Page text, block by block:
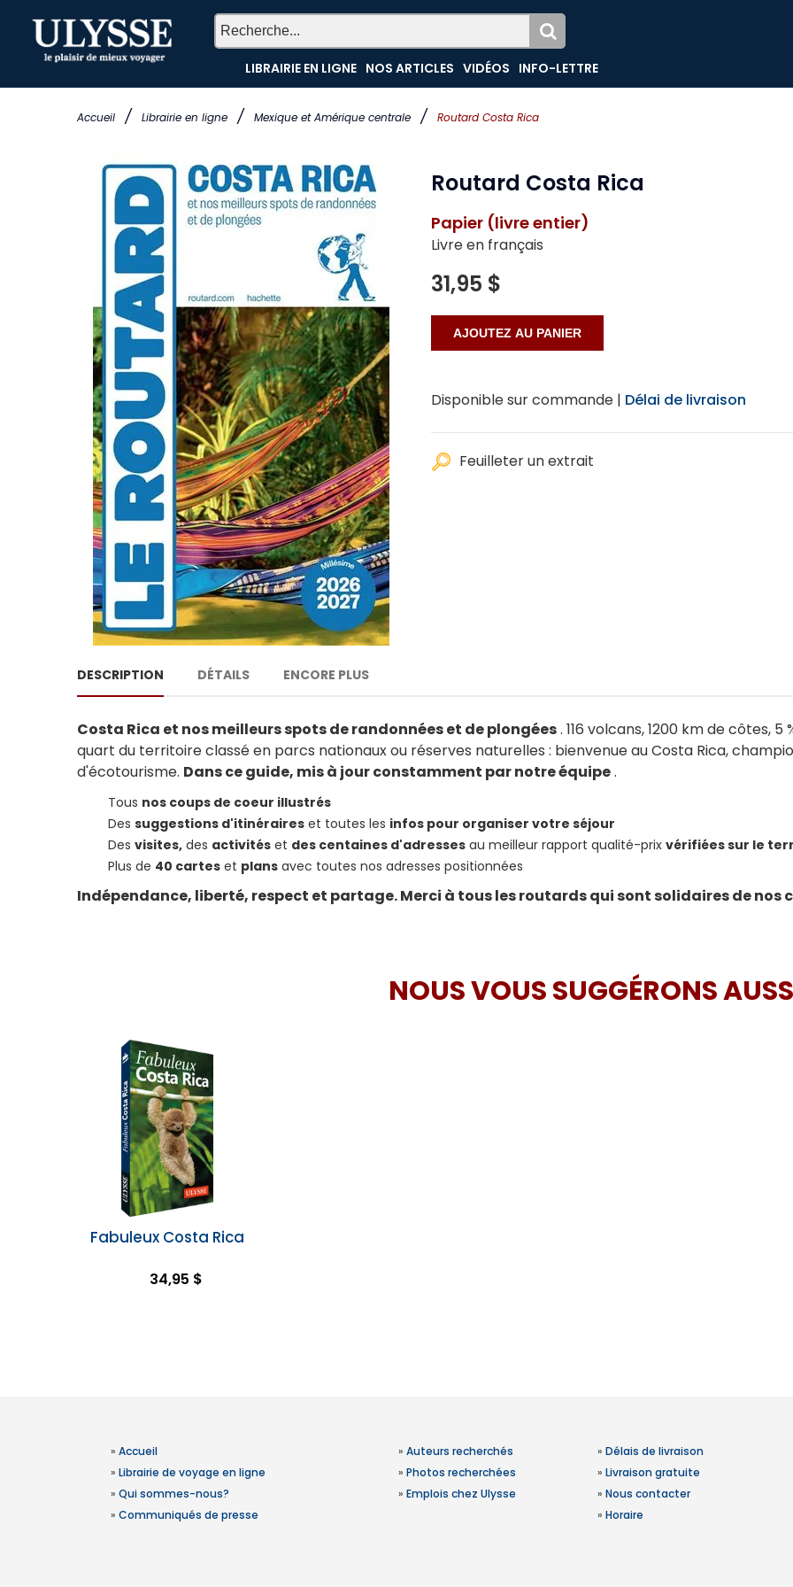
Accueil / Librairie en ligne / Mexique et Amérique centrale / Routard Costa Rica
LIBRAIRIE EN LIGNE NOS ARTICLES VIDÉOS INFO-LETTRE
Routard Costa Rica
Papier (livre entier)
Livre en français
31,95 $
Disponible sur commande | Délai de livraison
Feuilleter un extrait
DESCRIPTION DÉTAILS ENCORE PLUS
Costa Rica et nos meilleurs spots de randonnées et de plongées. 116 volcans, 1200 km de côtes,
quart du territoire classé en parcs nationaux ou réserves naturelles : bienvenue au Costa Rica,
d'écotourisme. Dans ce guide, mis à jour constamment par notre équipe.
Tous nos coups de coeur illustrés
Des suggestions d'itinéraires et toutes les infos pour organiser votre séjour
Des visites, des activités et des centaines d'adresses au meilleur rapport qualité-prix vérifiées sur le
Plus de 40 cartes et plans avec toutes nos adresses positionnées
Indépendance, liberté, respect et partage. Merci à tous les routards qui sont solidaires de nos
NOUS VOUS SUGGÉRONS
Fabuleux Costa Rica
34,95 $
» Accueil
» Librairie de voyage en ligne
» Qui sommes-nous?
» Communiqués de presse
» Auteurs recherchés
» Photos recherchées
» Emplois chez Ulysse
» Délais de livraison
» Livraison gratuite
» Nous contacter
» Horaire